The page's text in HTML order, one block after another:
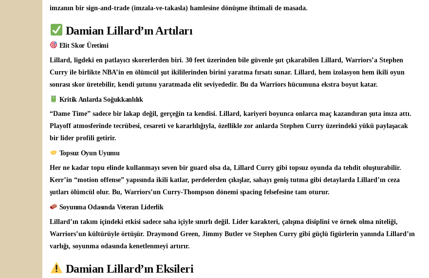
imzanın bir sign-and-trade (imzala-ve-takasla) hamlesine dönüşme ihtimali de masada.
Damian Lillard’ın Artıları
Elit Skor Üretimi
Lillard, ligdeki en patlayıcı skorerlerden biri. 30 feet üzerinden bile güvenle şut çıkarabilen Lillard, Warriors’a Stephen
Curry ile birlikte NBA’in en ölümcül şut ikililerinden birini yaratma fırsatı sunar. Lillard, hem izolasyon hem ikili oyun
sonrası skor üretebilir, kendi şutunu yaratmada elit seviyededir. Bu da Warriors hücumuna ekstra boyut katar.
Kritik Anlarda Soğukkanlılık
“Dame Time” sadece bir lakap değil, gerçeğin ta kendisi. Lillard, kariyeri boyunca onlarca maç kazandıran şuta imza attı.
Playoff atmosferinde tecrübesi, cesareti ve kararlılığıyla, özellikle zor anlarda Stephen Curry üzerindeki yükü paylaşacak
bir lider profili getirir.
Topsuz Oyun Uyumu
Her ne kadar topu elinde kullanmayı seven bir guard olsa da, Lillard Curry gibi topsuz oyunda da tehdit oluşturabilir.
Kerr’in “motion offense” yapısında ikili katlar, perdelerden çıkışlar, sahayı geniş tutma gibi detaylarda Lillard’ın ceza
şutları ölümcül olur. Bu, Warriors’un Curry-Thompson dönemi spacing felsefesine tam oturur.
Soyunma Odasında Veteran Liderlik
Lillard’ın takım içindeki etkisi sadece saha içiyle sınırlı değil. Lider karakteri, çalışma disiplini ve örnek olma niteliği,
Warriors’un kültürüyle örtüşür. Draymond Green, Jimmy Butler ve Stephen Curry gibi güçlü figürlerin yanında Lillard’ın
varlığı, soyunma odasında kenetlenmeyi artırır.
Damian Lillard’ın Eksileri